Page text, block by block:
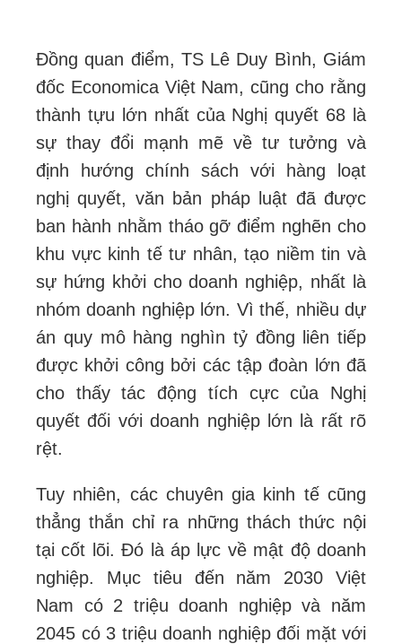
Đồng quan điểm, TS Lê Duy Bình, Giám
đốc Economica Việt Nam, cũng cho rằng
thành tựu lớn nhất của Nghị quyết 68 là
sự thay đổi mạnh mẽ về tư tưởng và
định hướng chính sách với hàng loạt
nghị quyết, văn bản pháp luật đã được
ban hành nhằm tháo gỡ điểm nghẽn cho
khu vực kinh tế tư nhân, tạo niềm tin và
sự hứng khởi cho doanh nghiệp, nhất là
nhóm doanh nghiệp lớn. Vì thế, nhiều dự
án quy mô hàng nghìn tỷ đồng liên tiếp
được khởi công bởi các tập đoàn lớn đã
cho thấy tác động tích cực của Nghị
quyết đối với doanh nghiệp lớn là rất rõ
rệt.
Tuy nhiên, các chuyên gia kinh tế cũng
thẳng thắn chỉ ra những thách thức nội
tại cốt lõi. Đó là áp lực về mật độ doanh
nghiệp. Mục tiêu đến năm 2030 Việt
Nam có 2 triệu doanh nghiệp và năm
2045 có 3 triệu doanh nghiệp đối mặt với